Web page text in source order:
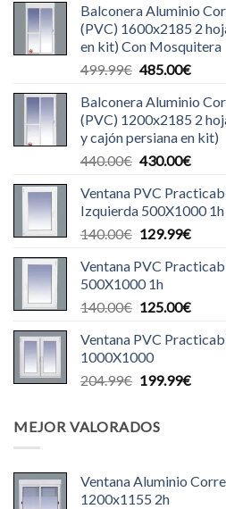
Balconera Aluminio
(PVC) 1600x2185 2
en kit) Con Mosquitera
499.99€ El
original
era:
499.99€.
485.00€El
es:
Balconera Aluminio
(PVC) 1200x2185 2
y cajón persiana en kit)
440.00€ El
original
era:
440.00€.
430.00€El
es:
Ventana PVC
Izquierda 500X1000 1h
140.00€ El
original
era:
140.00€.
129.99€El
Ventana PVC
500X1000 1h
140.00€ El
original
era:
140.00€.
125.00€El
Ventana PVC
1000X1000
204.99€ El
era:
199.99€El
MEJOR VALORADOS
Ventana Aluminio
1200x1155 2h